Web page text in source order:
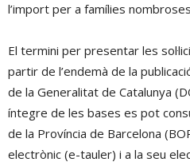
l’import per a famílies
El termini per presentar les
partir de l’endemà de la
de la Generalitat de Catalunya
íntegre de les bases es pot
de la Província de Barcelona
electrònic (e-tauler) i a la seu